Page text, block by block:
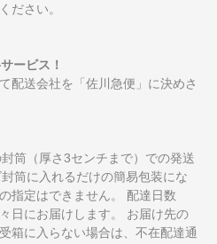
ださい。
ービス！
配送会社を「佐川急便」に決めさ
筒（厚さ3センチまで）での発送
筒に入れるだけの簡易包装にな
指定はできません。 配達日数
日にお届けします。 お届け先の
箱に入らない場合は、不在配達通